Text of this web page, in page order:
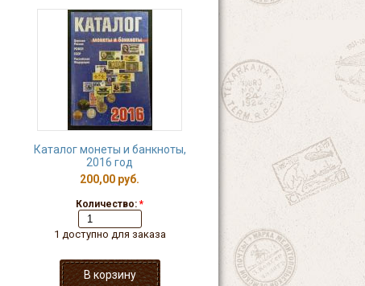
Каталог монеты и банкноты,
2016 год
200,00 руб.
Количество: *
1 доступно для заказа